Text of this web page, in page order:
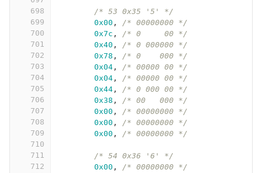
698
699
700
701
702
703
704
705
706
707
708
709
710
711
712
/* 53 0x35 '5' */
0x00 ,
/* 00000000 */
0x7c ,
/* 0     00 */
0x40 ,
/* 0 000000 */
0x78 ,
/* 0    000 */
0x04 ,
/* 00000 00 */
0x04 ,
/* 00000 00 */
0x44 ,
/* 0 000 00 */
0x38 ,
/* 00   000 */
0x00 ,
/* 00000000 */
0x00 ,
/* 00000000 */
0x00 , /* 00000000 */
/* 54 0x36 '6' */
0x00 ,
/* 00000000 */